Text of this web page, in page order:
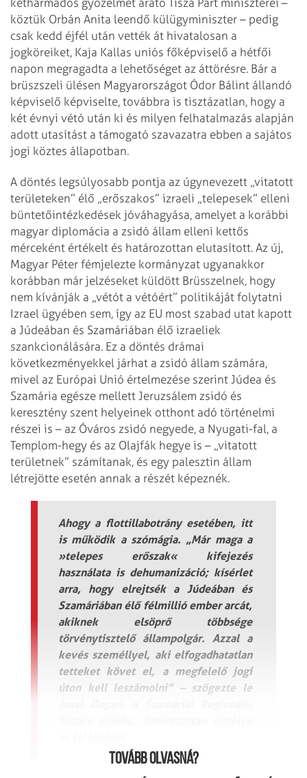
köztük Orbán Anita leendő külügyminiszter – pedig
csak kedd éjfél után vették át hivatalosan a
jogköreiket, Kaja Kallas uniós főképviselő a hétfői
napon megragadta a lehetőséget az áttörésre. Bár a
brüsz­szeli ülésen Magyarországot Ódor Bálint állandó
képviselő képviselte, továbbra is tisztázatlan, hogy a
két évnyi vétó után ki és milyen felhatalmazás alapján
adott utasítást a támogató szavazatra ebben a sajátos
jogi köztes állapotban.
A döntés legsúlyosabb pontja az úgynevezett „vitatott
területeken” élő „erőszakos” izraeli „telepesek” elleni
büntetőintézkedések jóváhagyása, amelyet a korábbi
magyar diplomácia a zsidó állam elleni kettős
mérceként értékelt és határozottan elutasított. Az új,
Magyar Péter fémjelezte kormányzat ugyanakkor
korábban már jelzéseket küldött Brüsszelnek, hogy
nem kívánják a „vétót a vétóért” politikáját folytatni
Izrael ügyében sem, így az EU most szabad utat kapott
a Júdeában és Szamáriában élő izraeliek
szankcionálására. Ez a döntés drámai
következményekkel járhat a zsidó állam számára,
mivel az Európai Unió értelmezése szerint Júdea és
Szamária egésze mellett Jeruzsálem zsidó és
keresztény szent helyeinek otthont adó történelmi
részei is – az Óváros zsidó negyede, a Nyugati-fal, a
Templom-hegy és az Olajfák hegye is – „vitatott
területnek” számítanak, és egy palesztin állam
létrejötte esetén annak a részét képeznék.
Ahogy a flottillabotrány esetében, itt
is működik a szómágia. „Már maga a
»telepes erőszak« kifejezés
használata is dehumanizáció; kísérlet
arra, hogy elrejtsék a Júdeában és
Szamáriában élő félmillió ember arcát,
akiknek elsöprő többsége
törvénytisztelő állampolgár. Azzal a
kevés személlyel, aki elfogadhatatlan
tetteket követ el, a megfelelő jogi
úton kell leszámolni” – szögezte le
Tovább olvasná?